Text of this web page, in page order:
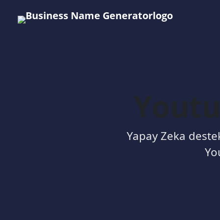
Yapay Zeka